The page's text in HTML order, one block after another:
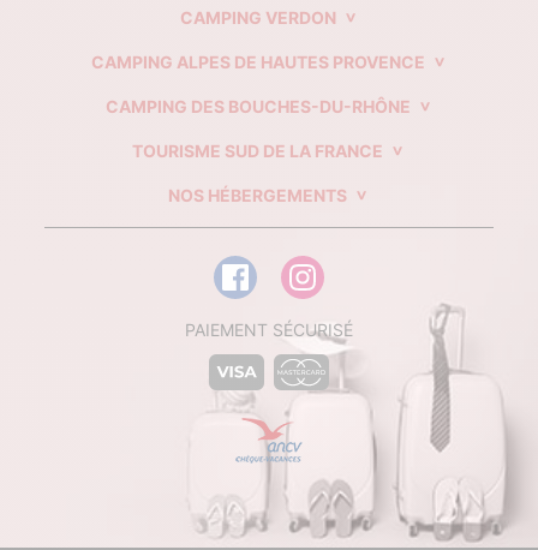
CAMPING VERDON
CAMPING ALPES DE HAUTES PROVENCE
CAMPING DES BOUCHES-DU-RHÔNE
TOURISME SUD DE LA FRANCE
NOS HÉBERGEMENTS
PAIEMENT SÉCURISÉ